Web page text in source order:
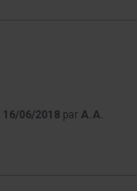
16/06/2018 par A.A.